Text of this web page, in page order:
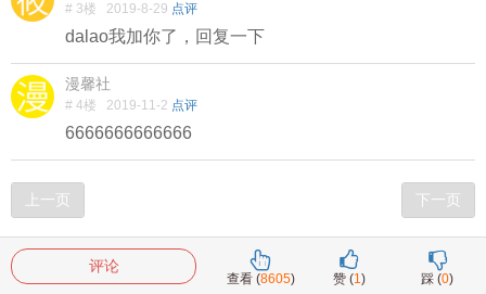
# 3楼 2019-8-29 点评
dalao我加你了，回复一下
漫馨社
# 4楼 2019-11-2 点评
6666666666666
上一页 下一页
评论
踩 (0)
赞 (1)
查看 (8605)